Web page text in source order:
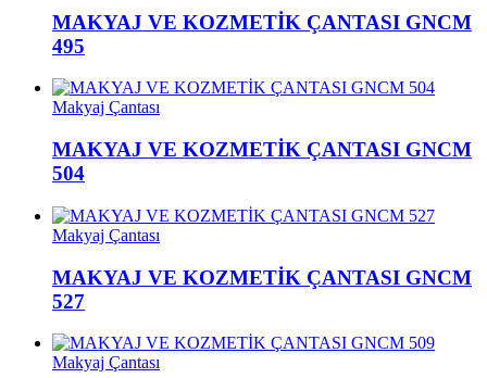
MAKYAJ VE KOZMETİK ÇANTASI GNCM
495
Makyaj Çantası
MAKYAJ VE KOZMETİK ÇANTASI GNCM
504
Makyaj Çantası
MAKYAJ VE KOZMETİK ÇANTASI GNCM
527
Makyaj Çantası